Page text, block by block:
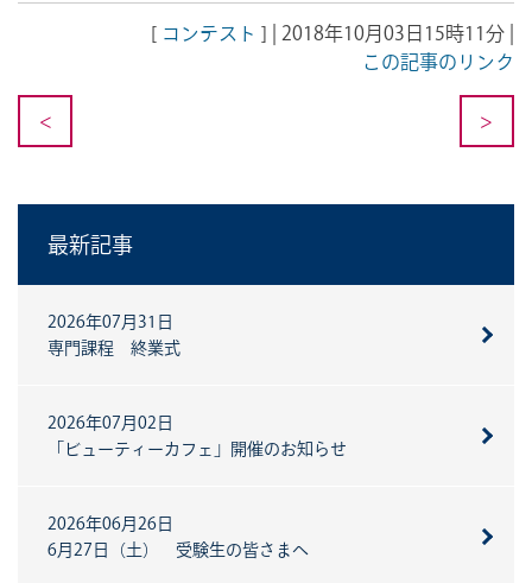
[ コンテスト ] | 2018年10月03日15時11分 |
この記事のリンク
< >
最新記事
2026年07月31日
専門課程 終業式
2026年07月02日
「ビューティーカフェ」開催のお知らせ
2026年06月26日
6月27日（土） 受験生の皆さまへ